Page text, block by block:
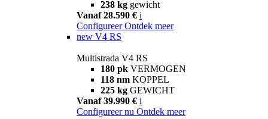
238 kg gewicht
Vanaf 28.590 € i
Configureer Ontdek meer
new V4 RS
Multistrada V4 RS
180 pk VERMOGEN
118 nm KOPPEL
225 kg GEWICHT
Vanaf 39.990 € i
Configureer nu Ontdek meer